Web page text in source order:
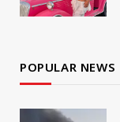
POPULAR NEWS